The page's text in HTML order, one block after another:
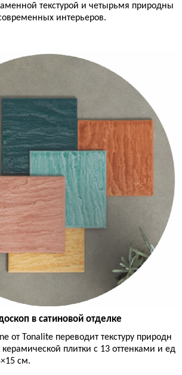
текстурой и четырьмя природны
интерьеров.
в сатиновой отделке
от Tonalite переводит текстуру природн
плитки с 13 оттенками и ед
см.